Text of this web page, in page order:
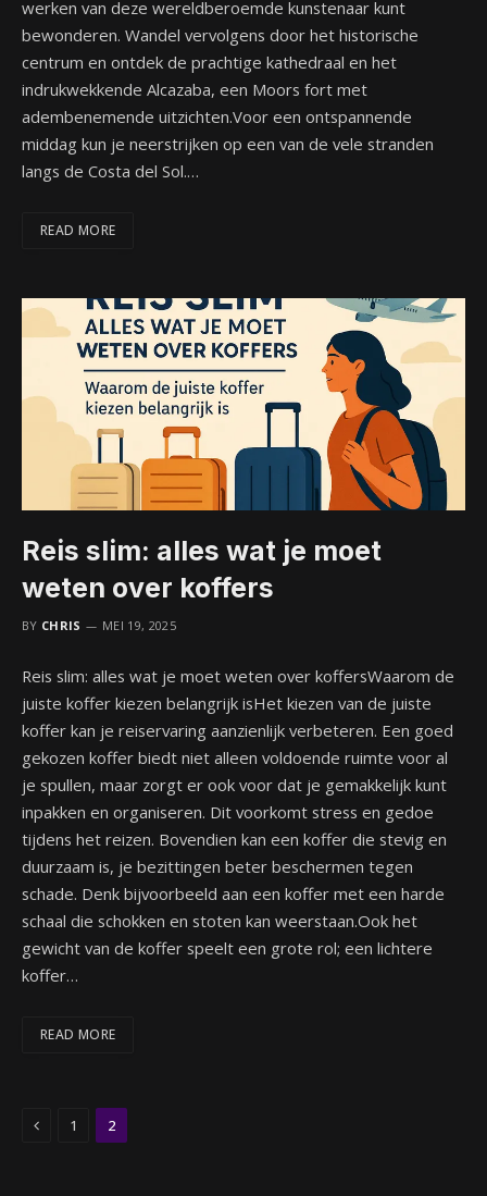
werken van deze wereldberoemde kunstenaar kunt
bewonderen. Wandel vervolgens door het historische
centrum en ontdek de prachtige kathedraal en het
indrukwekkende Alcazaba, een Moors fort met
adembenemende uitzichten.Voor een ontspannende
middag kun je neerstrijken op een van de vele stranden
langs de Costa del Sol.…
READ MORE
Reis slim: alles wat je moet
weten over koffers
BY CHRIS MEI 19, 2025
Reis slim: alles wat je moet weten over koffersWaarom de
juiste koffer kiezen belangrijk isHet kiezen van de juiste
koffer kan je reiservaring aanzienlijk verbeteren. Een goed
gekozen koffer biedt niet alleen voldoende ruimte voor al
je spullen, maar zorgt er ook voor dat je gemakkelijk kunt
inpakken en organiseren. Dit voorkomt stress en gedoe
tijdens het reizen. Bovendien kan een koffer die stevig en
duurzaam is, je bezittingen beter beschermen tegen
schade. Denk bijvoorbeeld aan een koffer met een harde
schaal die schokken en stoten kan weerstaan.Ook het
gewicht van de koffer speelt een grote rol; een lichtere
koffer…
READ MORE
Previous
1 2